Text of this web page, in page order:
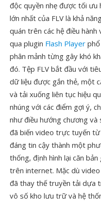
độc quyền nhẹ được tối ưu
lớn nhất của FLV là khả
quán trên các hệ điều
qua plugin Flash Player
phân mảnh từng gây khó
đó. Tệp FLV bắt đầu với
dữ liệu được gắn thẻ, một
và tải xuống liên tục hiệu
nhúng với các điểm gợi ý,
như điều hướng chương và
đã biến video trực tuyến
đáng tin cậy thành một
thống, định hình lại căn
trên internet. Mặc dù
đã thay thế truyền tải dựa
vô số kho lưu trữ và hệ